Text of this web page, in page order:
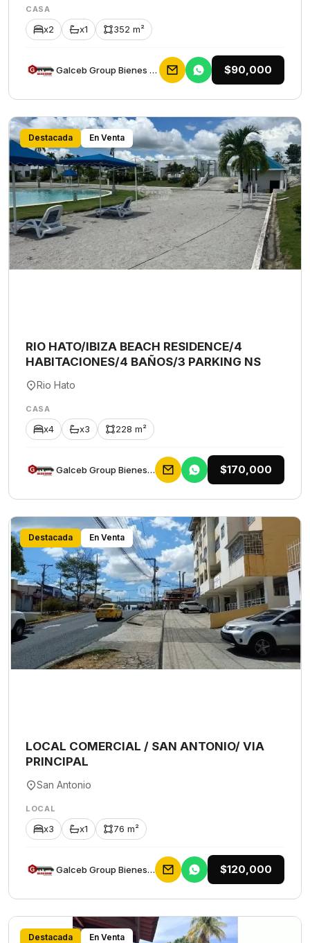
CASA
x2 x1 352 m²
Galceb Group Bienes Raices $90,000
Destacada En Venta
RIO HATO/IBIZA BEACH RESIDENCE/4
HABITACIONES/4 BAÑOS/3 PARKING NS
Rio Hato
CASA
x4 x3 228 m²
Galceb Group Bienes Raices $170,000
Destacada En Venta
LOCAL COMERCIAL / SAN ANTONIO/ VIA
PRINCIPAL
San Antonio
LOCAL
x3 x1 76 m²
Galceb Group Bienes Raices $120,000
Destacada En Venta